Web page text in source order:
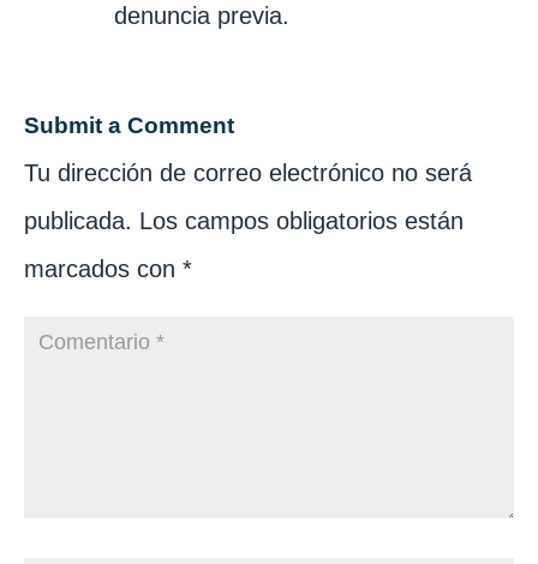
denuncia previa.
Submit a Comment
Tu dirección de correo electrónico no será
publicada. Los campos obligatorios están
marcados con *